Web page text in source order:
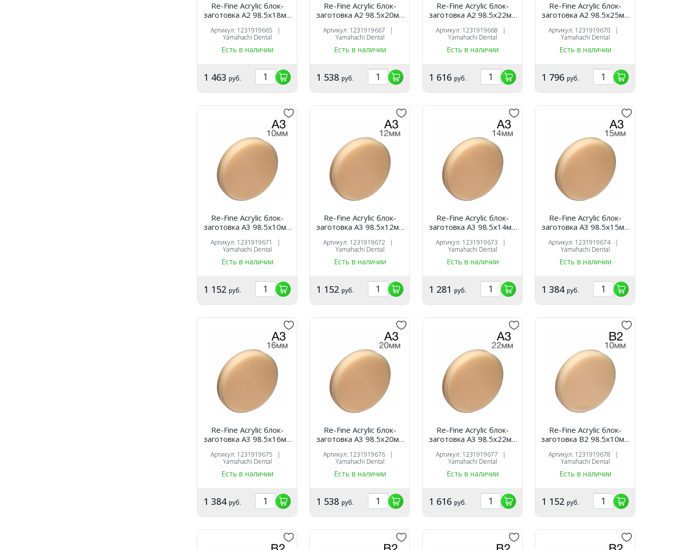
Re-Fine Acrylic блок-
заготовка A2 98.5х18мм
Артикул: 1231919665 |
Yamahachi Dental
Есть в наличии
1 463 руб.
Re-Fine Acrylic блок-
заготовка A2 98.5х20мм
Артикул: 1231919667 |
Yamahachi Dental
Есть в наличии
1 538 руб.
Re-Fine Acrylic блок-
заготовка A2 98.5х22мм
Артикул: 1231919668 |
Yamahachi Dental
Есть в наличии
1 616 руб.
Re-Fine Acrylic блок-
заготовка A2 98.5х25мм
Артикул: 1231919670 |
Yamahachi Dental
Есть в наличии
1 796 руб.
Re-Fine Acrylic блок-
заготовка A3 98.5х10мм
Артикул: 1231919671 |
Yamahachi Dental
Есть в наличии
1 152 руб.
Re-Fine Acrylic блок-
заготовка A3 98.5х12мм
Артикул: 1231919672 |
Yamahachi Dental
Есть в наличии
1 152 руб.
Re-Fine Acrylic блок-
заготовка A3 98.5х14мм
Артикул: 1231919673 |
Yamahachi Dental
Есть в наличии
1 281 руб.
Re-Fine Acrylic блок-
заготовка A3 98.5х15мм
Артикул: 1231919674 |
Yamahachi Dental
Есть в наличии
1 384 руб.
Re-Fine Acrylic блок-
заготовка A3 98.5х16мм
Артикул: 1231919675 |
Yamahachi Dental
Есть в наличии
1 384 руб.
Re-Fine Acrylic блок-
заготовка A3 98.5х20мм
Артикул: 1231919676 |
Yamahachi Dental
Есть в наличии
1 538 руб.
Re-Fine Acrylic блок-
заготовка A3 98.5х22мм
Артикул: 1231919677 |
Yamahachi Dental
Есть в наличии
1 616 руб.
Re-Fine Acrylic блок-
заготовка B2 98.5х10мм
Артикул: 1231919678 |
Yamahachi Dental
Есть в наличии
1 152 руб.